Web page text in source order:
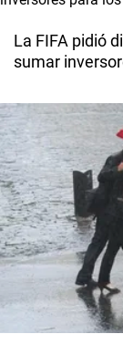
La FIFA pidió
sumar